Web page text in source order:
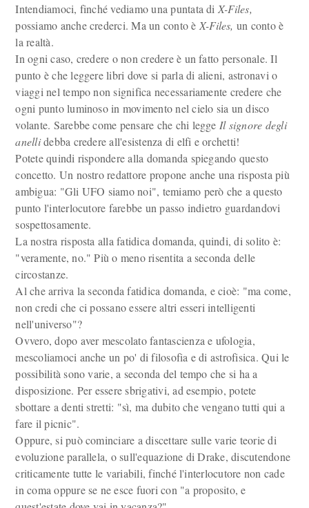
Intendiamoci, finché vediamo una puntata di X-Files,
possiamo anche crederci. Ma un conto è X-Files, un conto è
la realtà.
In ogni caso, credere o non credere è un fatto personale. Il
punto è che leggere libri dove si parla di alieni, astronavi o
viaggi nel tempo non significa necessariamente credere che
ogni punto luminoso in movimento nel cielo sia un disco
volante. Sarebbe come pensare che chi legge Il signore degli
anellidebba credere all'esistenza di elfi e orchetti!
Potete quindi rispondere alla domanda spiegando questo
concetto. Un nostro redattore propone anche una risposta più
ambigua: "Gli UFO siamo noi", temiamo però che a questo
punto l'interlocutore farebbe un passo indietro guardandovi
sospettosamente.
La nostra risposta alla fatidica domanda, quindi, di solito è:
"veramente, no." Più o meno risentita a seconda delle
circostanze.
Al che arriva la seconda fatidica domanda, e cioè: "ma come,
non credi che ci possano essere altri esseri intelligenti
nell'universo"?
Ovvero, dopo aver mescolato fantascienza e ufologia,
mescoliamoci anche un po' di filosofia e di astrofisica. Qui le
possibilità sono varie, a seconda del tempo che si ha a
disposizione. Per essere sbrigativi, ad esempio, potete
sbottare a denti stretti: "sì, ma dubito che vengano tutti qui a
fare il picnic".
Oppure, si può cominciare a discettare sulle varie teorie di
evoluzione parallela, o sull'equazione di Drake, discutendone
criticamente tutte le variabili, finché l'interlocutore non cade
in coma oppure se ne esce fuori con "a proposito, e